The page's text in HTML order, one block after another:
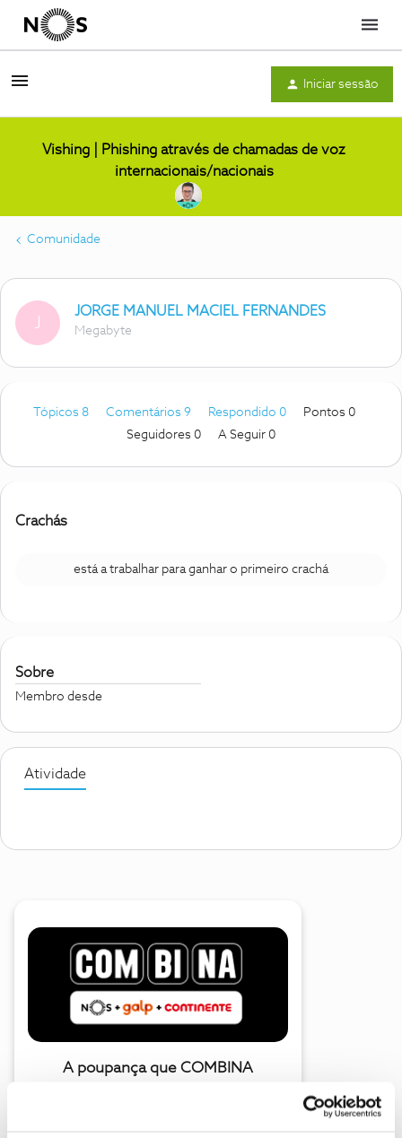
Menu
Iniciar sessão
Vishing | Phishing através de chamadas de voz
internacionais/nacionais
Comunidade
J
JORGE MANUEL MACIEL FERNANDES
Megabyte
Tópicos 8 Comentários 9 Respondido 0
Pontos 0
Seguidores 0 A Seguir 0
Crachás
está a trabalhar para ganhar o primeiro crachá
Sobre
Membro desde
Atividade
A poupança que COMBINA